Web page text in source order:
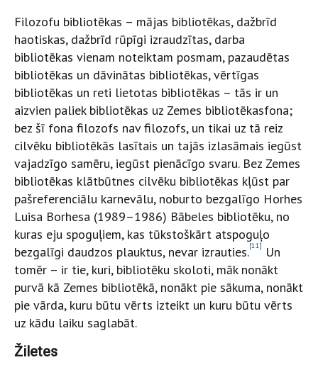
Filozofu bibliotēkas – mājas bibliotēkas, dažbrīd
haotiskas, dažbrīd rūpīgi izraudzītas, darba
bibliotēkas vienam noteiktam posmam, pazaudētas
bibliotēkas un dāvinātas bibliotēkas, vērtīgas
bibliotēkas un reti lietotas bibliotēkas – tās ir un
aizvien paliek bibliotēkas uz Zemes bibliotēkasfona;
bez šī fona filozofs nav filozofs, un tikai uz tā reiz
cilvēku bibliotēkās lasītais un tajās izlasāmais iegūst
vajadzīgo samēru, iegūst pienācīgo svaru. Bez Zemes
bibliotēkas klātbūtnes cilvēku bibliotēkas kļūst par
pašreferenciālu karnevālu, noburto bezgalīgo Horhes
Luisa Borhesa (1989–1986) Bābeles bibliotēku, no
kuras eju spoguļiem, kas tūkstoškārt atspoguļo
bezgalīgi daudzos plauktus, nevar izrauties.[11]
Un
tomēr – ir tie, kuri, bibliotēku skoloti, māk nonākt
purvā kā Zemes bibliotēkā, nonākt pie sākuma, nonākt
pie vārda, kuru būtu vērts izteikt un kuru būtu vērts
uz kādu laiku saglabāt.
Žiletes